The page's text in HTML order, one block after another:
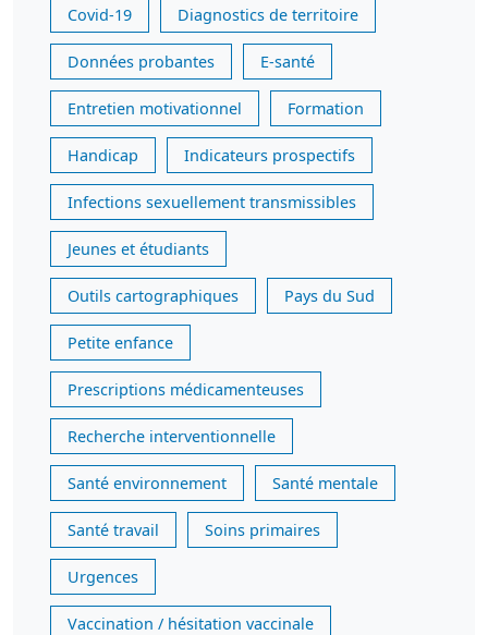
Covid-19 Diagnostics de territoire
Données probantes E-santé
Entretien motivationnel Formation
Handicap Indicateurs prospectifs
Infections sexuellement transmissibles
Jeunes et étudiants
Outils cartographiques Pays du Sud
Petite enfance
Prescriptions médicamenteuses
Recherche interventionnelle
Santé environnement Santé mentale
Santé travail Soins primaires
Urgences
Vaccination / hésitation vaccinale